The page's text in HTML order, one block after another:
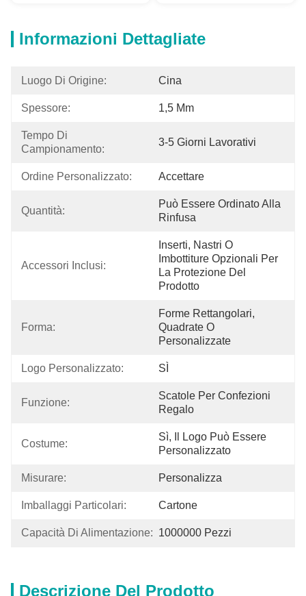
Informazioni Dettagliate
Luogo Di Origine: Cina
Spessore: 1,5 Mm
Tempo Di
Campionamento:
3-5 Giorni Lavorativi
Ordine Personalizzato: Accettare
Quantità:
Può Essere Ordinato Alla
Rinfusa
Accessori Inclusi:
Inserti, Nastri O
Imbottiture Opzionali Per
La Protezione Del
Prodotto
Forma:
Forme Rettangolari,
Quadrate O
Personalizzate
Logo Personalizzato: SÌ
Funzione:
Scatole Per Confezioni
Regalo
Costume:
Sì, Il Logo Può Essere
Personalizzato
Misurare: Personalizza
Imballaggi Particolari: Cartone
Capacità Di Alimentazione: 1000000 Pezzi
Descrizione Del Prodotto